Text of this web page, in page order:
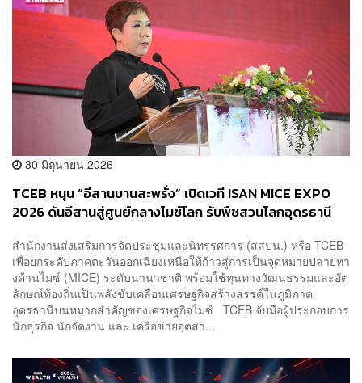
30 มิถุนายน 2026
TCEB หนุน “อีสานบานสะพรั่ง” เปิดเวที ISAN MICE EXPO
2026 ดันอีสานสู่ศูนย์กลางไมซ์โลก รับพืชสวนโลกอุดรธานี
สำนักงานส่งเสริมการจัดประชุมและนิทรรศการ (สสปน.) หรือ TCEB
เพื่อยกระดับภาคตะวันออกเฉียงเหนือให้ก้าวสู่การเป็นจุดหมายปลายทา
งด้านไมซ์ (MICE) ระดับนานาชาติ พร้อมใช้ทุนทางวัฒนธรรมและอัต
ลักษณ์ท้องถิ่นเป็นพลังขับเคลื่อนเศรษฐกิจสร้างสรรค์ในภูมิภาค
อุดรธานีบนหมากสำคัญของเศรษฐกิจไมซ์ TCEB จับมือผู้ประกอบการ
นักธุรกิจ นักจัดงาน และ เครือข่ายอุตสา...